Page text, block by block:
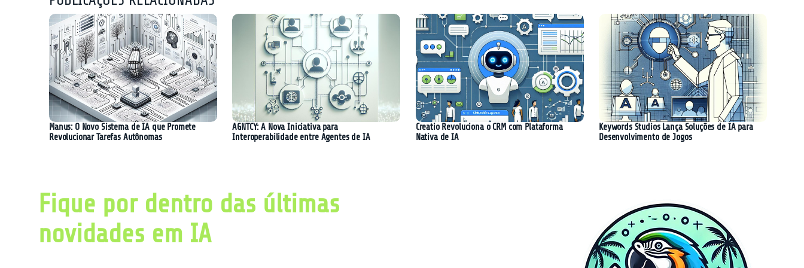
Manus: O Novo Sistema de IA que Promete
Revolucionar Tarefas Autônomas
AGNTCY: A Nova Iniciativa para
Interoperabilidade entre Agentes de IA
Creatio Revoluciona o CRM com Plataforma
Nativa de IA
Keywords Studios Lança Soluções de IA para
Desenvolvimento de Jogos
Fique por dentro das últimas
novidades em IA